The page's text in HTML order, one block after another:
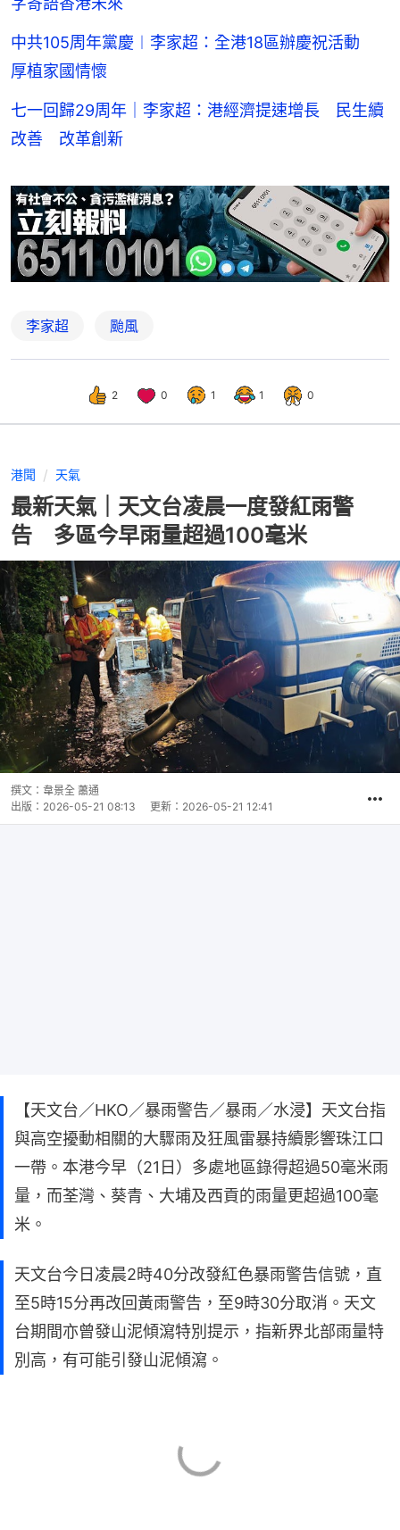
中共105周年黨慶︱李家超：全港18區辦慶祝活動
厚植家國情懷
七一回歸29周年｜李家超：港經濟提速增長 民生續
改善 改革創新
李家超 颱風
2 0 1 1 0
港聞 天氣
最新天氣｜天文台凌晨一度發紅雨警
告 多區今早雨量超過100毫米
撰文： 韋景全 蕭通
出版： 2026-05-21 08:13 更新： 2026-05-21 12:41
【天文台／HKO／暴雨警告／暴雨／水浸】天文台指
與高空擾動相關的大驟雨及狂風雷暴持續影響珠江口
一帶。本港今早（21日）多處地區錄得超過50毫米雨
量，而荃灣、葵青、大埔及西貢的雨量更超過100毫
米。
天文台今日凌晨2時40分改發紅色暴雨警告信號，直
至5時15分再改回黃雨警告，至9時30分取消。天文
台期間亦曾發山泥傾瀉特別提示，指新界北部雨量特
別高，有可能引發山泥傾瀉。